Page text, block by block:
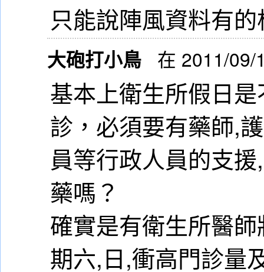
只能說陣風資料有
大砲打小鳥 在 2011/09/
基本上衛生所假日
診，必須要有藥師,
員等行政人員的支
藥嗎？
確實是有衛生所醫
期六,日,衝高門診量